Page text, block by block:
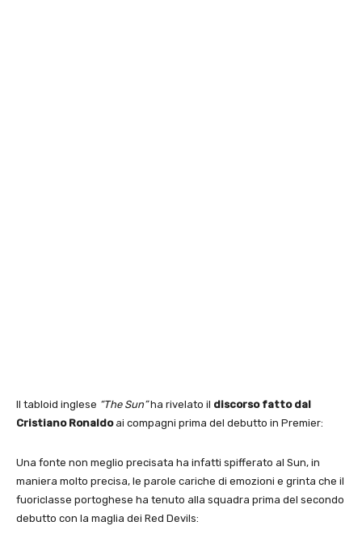
Il tabloid inglese “The Sun”ha rivelato il discorso fatto dal
Cristiano Ronaldoai compagni prima del debutto in Premier:
Una fonte non meglio precisata ha infatti spifferato al Sun, in
maniera molto precisa, le parole cariche di emozioni e grinta che il
fuoriclasse portoghese ha tenuto alla squadra prima del secondo
debutto con la maglia dei Red Devils: